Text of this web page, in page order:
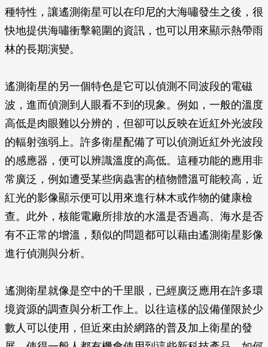
種特性，讓遙測衛星可以在印尼的大海嘯發生之後，很
快地提供海嘯衝擊範圍的資訊，也可以用來顯示熱帶雨
林的長期演變。
遙測衛星的另一個特色是它可以偵測不同波段的電磁
波，進而偵測到人眼看不到的現象。例如，一般的溫度
高低是肉眼難以分辨的，但卻可以反映在近紅外光波段
的輻射強弱上。許多衛星配備了可以偵測近紅外光波段
的感應器，便可以辨識溫度的高低。這種功能的應用非
常廣泛，例如遭受某些病蟲害的植物體溫可能較高，近
紅光的影像顯示便可以用來進行林木或作物的健康檢
查。此外，核能電廠所排放的水溫是否過高、海水是否
有不正常的增溫，類似的問題都可以藉由遙測衛星影像
進行偵測與分析。
遙測衛星就像是空中的千里眼，已經廣泛應用在許多環
境資源的調查與分析工作上。以往這樣的設備僅限於少
數人可以使用，但近來由於網路的普及加上衛星的發